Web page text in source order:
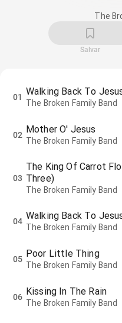
The
Salvar
01 Walking Back To
The Broken Family Band
02 Mother O' Jesus
The Broken Family Band
03
The King Of Carrot
Three)
The Broken Family Band
04 Walking Back To
The Broken Family Band
05 Poor Little Thing
The Broken Family Band
06 Kissing In The Rain
The Broken Family Band